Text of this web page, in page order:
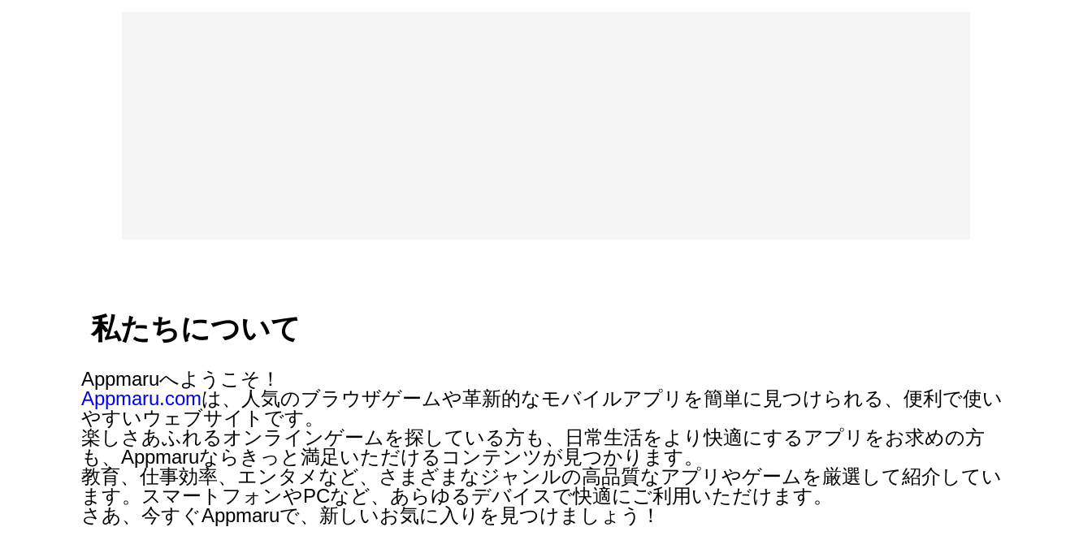
私たちについて
Appmaruへようこそ！
Appmaru.comは、人気のブラウザゲームや革新的なモバイルアプリ を簡単に見つけられる、便利で使い
やすいウェブサイトです。
楽しさあふれるオンラインゲームを探している方も、日常生活をより快適にするアプリをお求めの方
も、Appmaruならきっと満足いただけるコンテンツが見つかります。
教育、仕事効率、エンタメなど、さまざまなジャンルの高品質なアプリやゲームを厳選して紹介してい
ます。スマートフォンやPCなど、あらゆるデバイスで快適にご利用いただけます。
さあ、今すぐAppmaruで、新しいお気に入りを見つけましょう！